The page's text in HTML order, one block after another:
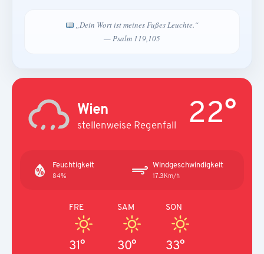
„Dein Wort ist meines Fußes Leuchte.“
— Psalm 119,105
Wien
stellenweise Regenfall 22°
Feuchtigkeit
84%
Windgeschwindigkeit
17.3Km/h
FRE
31°
SAM
30°
SON
33°